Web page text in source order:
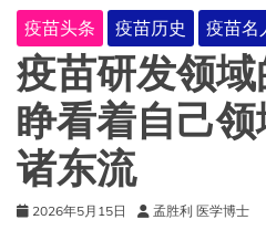
们
如
何
从
瘟
疫
中
恢
复
过
疫苗头条 疫苗历史 疫苗名
疫苗研发领
睁看着自己
诸东流
2026年5月15日 孟胜利 医学博士